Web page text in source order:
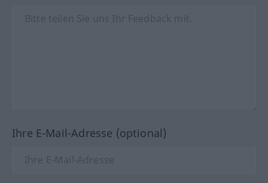
Ihre E-Mail-Adresse (optional)